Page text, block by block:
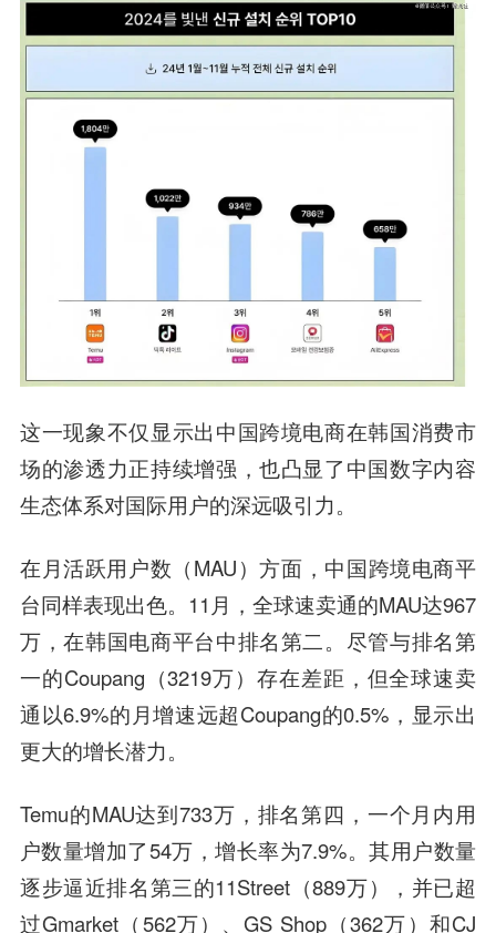
这一现象不仅显示出中国跨境电商在韩国消费市
场的渗透力正持续增强，也凸显了中国数字内容
生态体系对国际用户的深远吸引力。
在月活跃用户数（MAU）方面，中国跨境电商平
台同样表现出色。11月，全球速卖通的MAU达967
万，在韩国电商平台中排名第二。尽管与排名第
一的Coupang（3219万）存在差距，但全球速卖
通以6.9%的月增速远超Coupang的0.5%，显示出
更大的增长潜力。
Temu的MAU达到733万，排名第四，一个月内用
户数量增加了54万，增长率为7.9%。其用户数量
逐步逼近排名第三的11Street（889万），并已超
过Gmarket（562万）、GS Shop（362万）和CJ